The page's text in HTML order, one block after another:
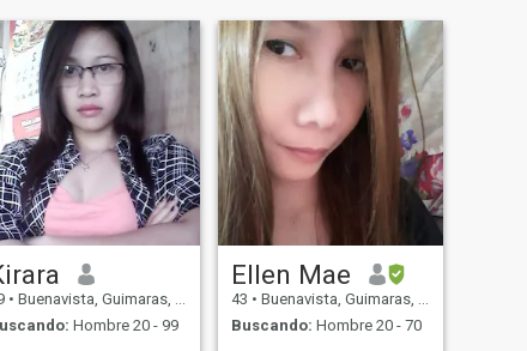
• Buenavista, Guimaras, Filipinas
Hombre 20 - 99
Ellen Mae
43 • Buenavista, Guimaras, Filipinas
Buscando: Hombre 20 - 70